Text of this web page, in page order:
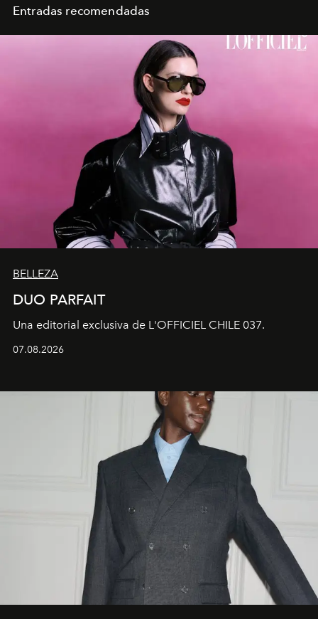
Entradas recomendadas
BELLEZA
DUO PARFAIT
Una editorial exclusiva de L'OFFICIEL CHILE 037.
07.08.2026